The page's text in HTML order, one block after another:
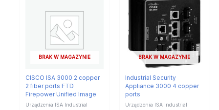
BRAK W MAGAZYNIE
CISCO ISA 3000 2 copper
2 fiber ports FTD
Firepower Unified Image
Urządzenia ISA Industrial
BRAK W MAGAZYNIE
Industrial Security
Appliance 3000 4 copper
ports
Urządzenia ISA Industrial